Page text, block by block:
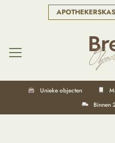
Unieke objecten
Binnen